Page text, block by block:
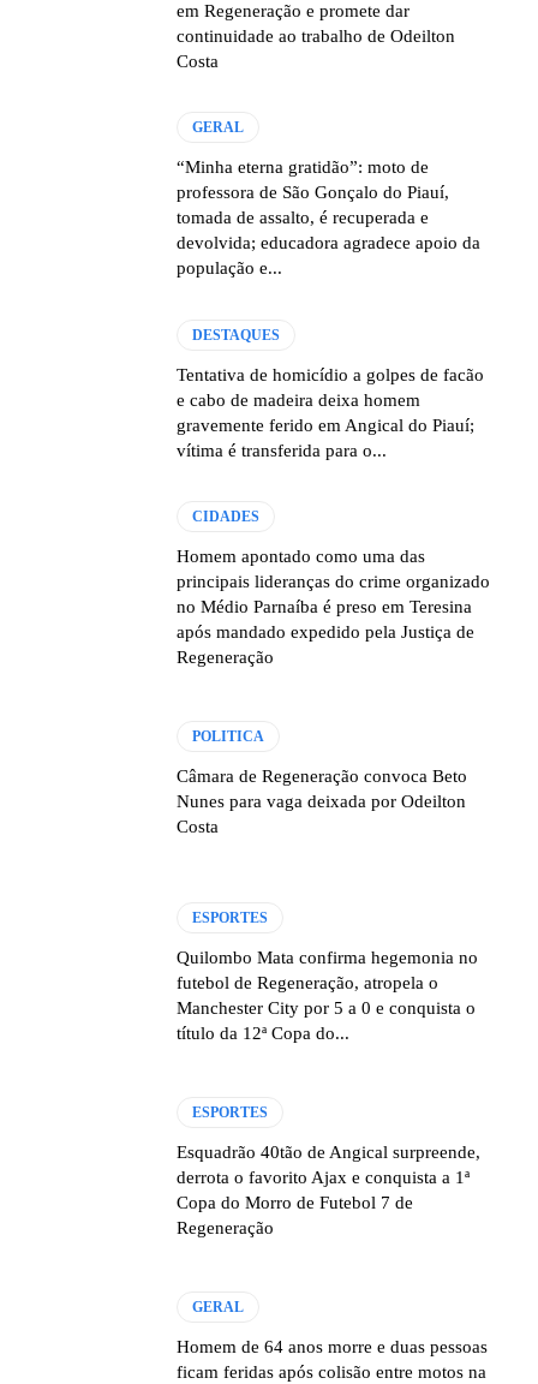
em Regeneração e promete dar
continuidade ao trabalho de Odeilton
Costa
GERAL
“Minha eterna gratidão”: moto de
professora de São Gonçalo do Piauí,
tomada de assalto, é recuperada e
devolvida; educadora agradece apoio da
população e...
DESTAQUES
Tentativa de homicídio a golpes de facão
e cabo de madeira deixa homem
gravemente ferido em Angical do Piauí;
vítima é transferida para o...
CIDADES
Homem apontado como uma das
principais lideranças do crime organizado
no Médio Parnaíba é preso em Teresina
após mandado expedido pela Justiça de
Regeneração
POLITICA
Câmara de Regeneração convoca Beto
Nunes para vaga deixada por Odeilton
Costa
ESPORTES
Quilombo Mata confirma hegemonia no
futebol de Regeneração, atropela o
Manchester City por 5 a 0 e conquista o
título da 12ª Copa do...
ESPORTES
Esquadrão 40tão de Angical surpreende,
derrota o favorito Ajax e conquista a 1ª
Copa do Morro de Futebol 7 de
Regeneração
GERAL
Homem de 64 anos morre e duas pessoas
ficam feridas após colisão entre motos na